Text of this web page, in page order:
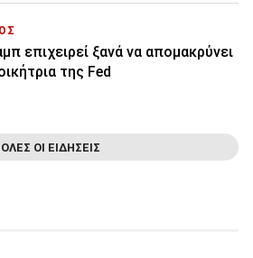
επιχειρεί ξανά να απομακρύνει
της Fed
ΟΛΕΣ ΟΙ ΕΙΔΗΣΕΙΣ